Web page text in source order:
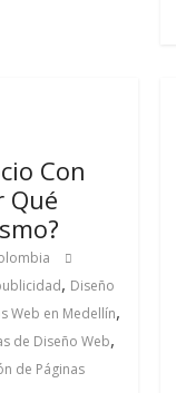
Con
Qué
, Diseño
Web en Medellín,
de Diseño Web,
de Páginas